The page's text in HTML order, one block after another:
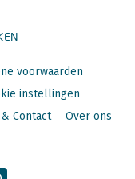
voorwaarden
instellingen
Contact Over ons